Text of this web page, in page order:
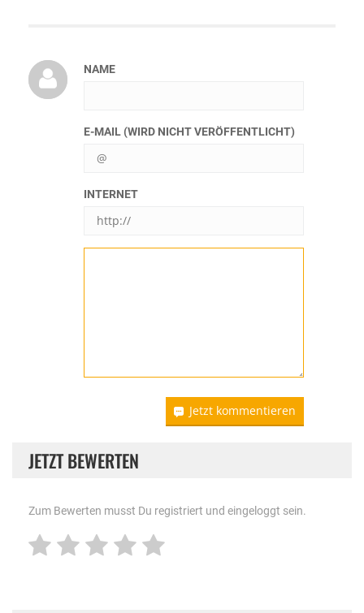
NAME
E-MAIL (WIRD NICHT VERÖFFENTLICHT)
INTERNET
Jetzt kommentieren
JETZT BEWERTEN
Zum Bewerten musst Du registriert und eingeloggt sein.